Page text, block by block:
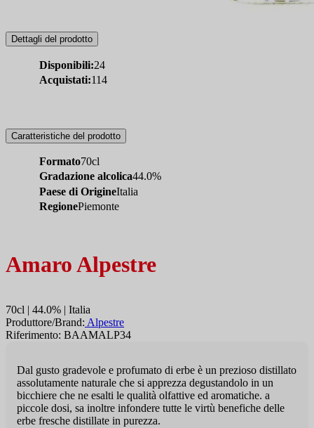
Dettagli del prodotto
Disponibili:24
Acquistati:114
Caratteristiche del prodotto
Formato70cl
Gradazione alcolica44.0%
Paese di OrigineItalia
RegionePiemonte
Amaro Alpestre
70cl | 44.0% | Italia
Produttore/Brand: Alpestre
Riferimento: BAAMALP34
Dal gusto gradevole e profumato di erbe è un prezioso distillato
assolutamente naturale che si apprezza degustandolo in un
bicchiere che ne esalti le qualità olfattive ed aromatiche. a
piccole dosi, sa inoltre infondere tutte le virtù benefiche delle
erbe fresche distillate in purezza.